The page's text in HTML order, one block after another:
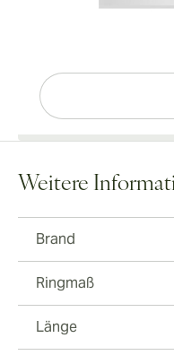
Weitere
Brand
Ringmaß
Länge